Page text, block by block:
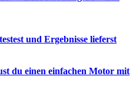
und Ergebnisse lieferst
du einen einfachen Motor mit